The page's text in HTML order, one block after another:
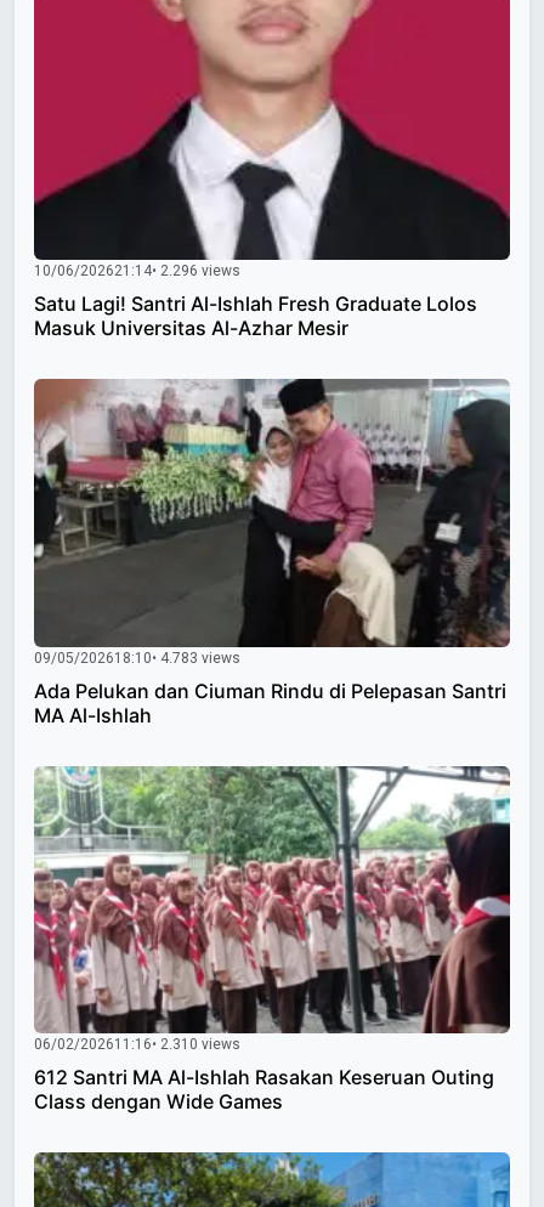
10/06/202621:14• 2.296 views
Satu Lagi! Santri Al-Ishlah Fresh Graduate Lolos
Masuk Universitas Al-Azhar Mesir
09/05/202618:10• 4.783 views
Ada Pelukan dan Ciuman Rindu di Pelepasan Santri
MA Al-Ishlah
06/02/202611:16• 2.310 views
612 Santri MA Al-Ishlah Rasakan Keseruan Outing
Class dengan Wide Games